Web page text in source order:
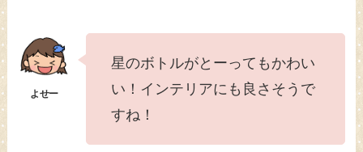
星のボトルがとーってもかわい
い！インテリアにも良さそうで
すね！